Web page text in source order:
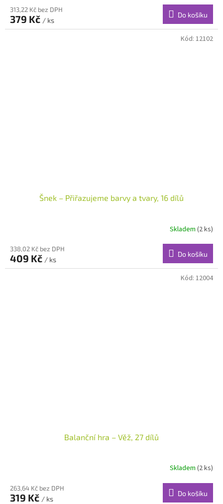
313,22 Kč bez DPH
379 Kč / ks
Do košíku
Šnek – Přiřazujeme barvy a tvary, 16 dílů
Skladem (2 ks)
338,02 Kč bez DPH
409 Kč / ks
Do košíku
Kód: 12102
Balanční hra – Věž, 27 dílů
Skladem (2 ks)
263,64 Kč bez DPH
319 Kč / ks
Do košíku
Kód: 12004